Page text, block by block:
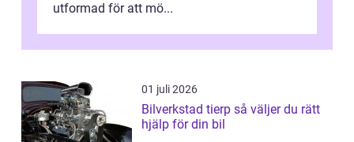
utformad för att mö...
01 juli 2026
Bilverkstad tierp så väljer du rätt
hjälp för din bil